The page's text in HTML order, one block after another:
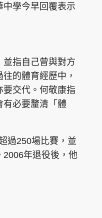
學今早回覆表示
指自己曾與對方
的體育經歷中，
交代。何敬康指
有必要釐清「體
過250場比賽，並
2006年退役後，他